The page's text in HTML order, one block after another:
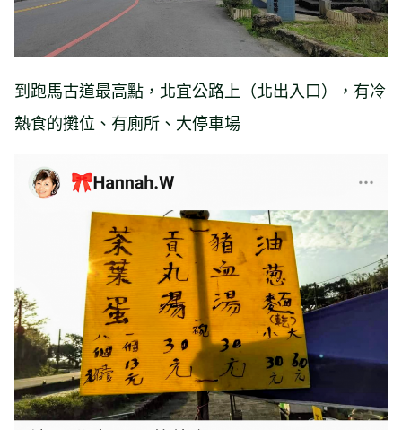
到跑馬古道最高點，北宜公路上（北出入口），有冷
熱食的攤位、有廁所、大停車場